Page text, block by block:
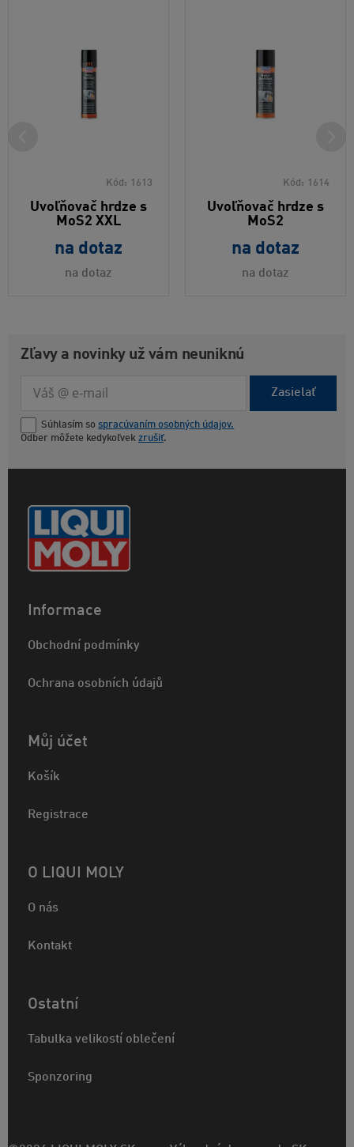
Kód: 1613
Uvoľňovač hrdze s
MoS2 XXL
na dotaz
na dotaz
Kód: 1614
Uvoľňovač hrdze s
MoS2
na dotaz
na dotaz
Zľavy a novinky už vám neuniknú
Zasielať
Súhlasím so spracúvaním osobných údajov.
Odber môžete kedykoľvek zrušiť.
Informace
Obchodní podmínky
Ochrana osobních údajů
Můj účet
Košík
Registrace
O LIQUI MOLY
O nás
Kontakt
Ostatní
Tabulka velikostí oblečení
Sponzoring